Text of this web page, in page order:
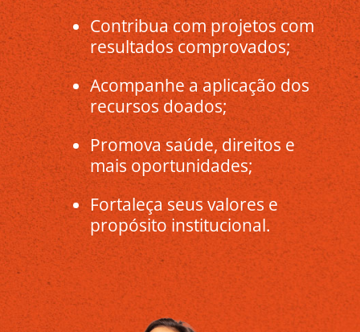
Contribua com projetos com
resultados comprovados;
Acompanhe a aplicação dos
recursos doados;
Promova saúde, direitos e
mais oportunidades;
Fortaleça seus valores e
propósito institucional.